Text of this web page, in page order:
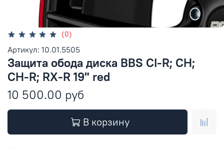
(0)
Артикул: 10.01.5505
Защита обода диска BBS CI-R; CH;
CH-R; RX-R 19" red
10 500.00 руб
В корзину